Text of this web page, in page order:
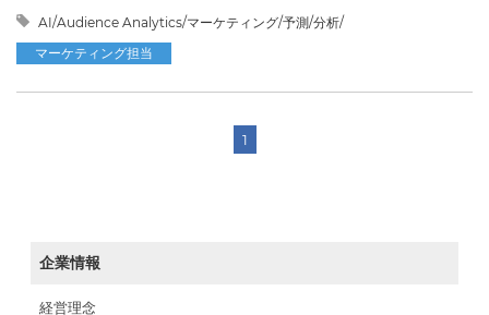
AI/Audience Analytics/マーケティング/予測/分析/
マーケティング担当
1
企業情報
経営理念